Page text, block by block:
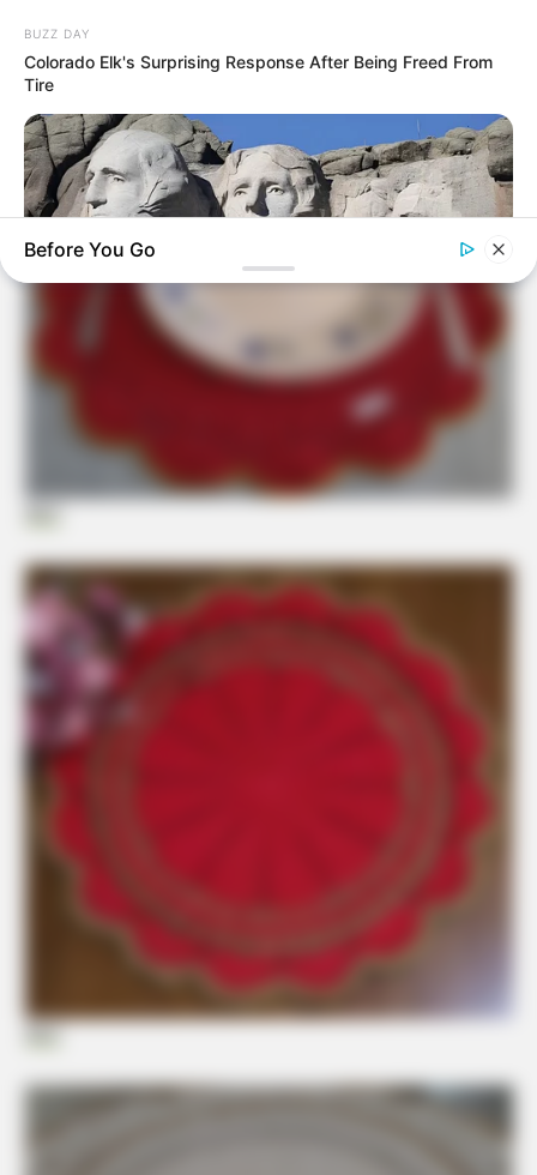
Elo7
BUZZ DAY
Colorado Elk's Surprising Response After Being Freed From
Tire
What Engineers Found At Rushmore Changes History
Before You Go